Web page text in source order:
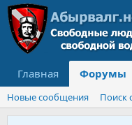
Главная Форумы
Новые сообщения Поиск